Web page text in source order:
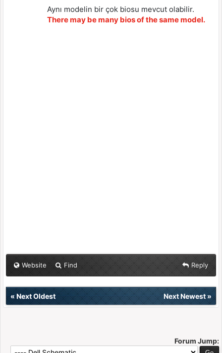
Aynı modelin bir çok biosu mevcut olabilir.
There may be many bios of the same model.
Website Find Reply
« Next Oldest Next Newest»
Forum Jump: